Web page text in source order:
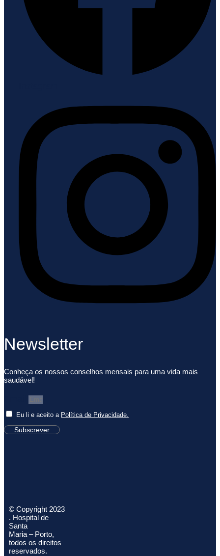
Newsletter
Conheça os nossos conselhos mensais para uma vida mais
saudável!
Eu li e aceito a Política de Privacidade.
Subscrever
© Copyright 2023
. Hospital de
Santa
Maria – Porto,
todos os direitos
reservados.